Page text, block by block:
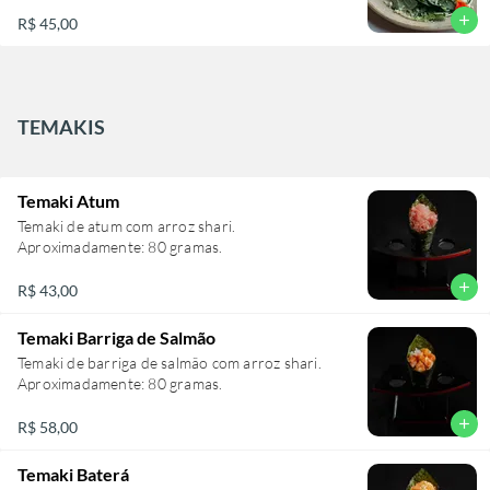
R$ 45,00 add
TEMAKIS
Temaki Atum
Temaki de atum com arroz shari.
Aproximadamente: 80 gramas.
R$ 43,00 add
Temaki Barriga de Salmão
Temaki de barriga de salmão com arroz shari.
Aproximadamente: 80 gramas.
R$ 58,00 add
Temaki Baterá